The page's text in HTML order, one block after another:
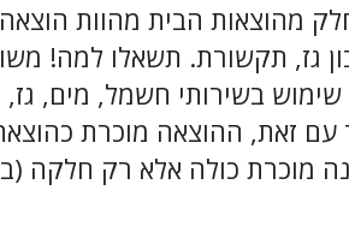
מהוצאות הבית מהוות
גז, תקשורת. תשאלו למה!
בשירותי חשמל, מים, גז,
עם זאת, ההוצאה מוכרת